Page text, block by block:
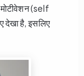
(self
देखा है, इसलिए